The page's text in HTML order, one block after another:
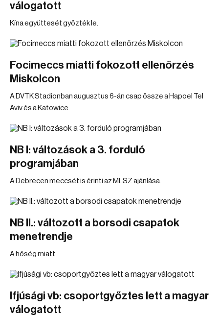
válogatott
Kína együttesét győzték le.
Focimeccs miatti fokozott ellenőrzés
Miskolcon
A DVTK Stadionban augusztus 6-án csap össze a Hapoel Tel
Aviv és a Katowice.
NB I: változások a 3. forduló
programjában
A Debrecen meccsét is érinti az MLSZ ajánlása.
NB II.: változott a borsodi csapatok
menetrendje
A hőség miatt.
Ifjúsági vb: csoportgyőztes lett a magyar
válogatott